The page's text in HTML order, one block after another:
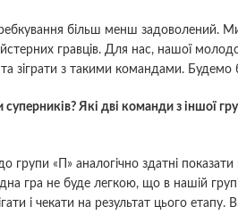
більш менш задоволений.
гравців. Для нас, нашої
зіграти з такими командами. Будемо
Які дві команди з іншої
групи «П» аналогічно здатні
гра не буде легкою, що в нашій
і чекати на результат цього